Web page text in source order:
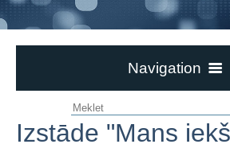
Navigation
PAR BIBLIOTĒKU
Izstāde "Mans